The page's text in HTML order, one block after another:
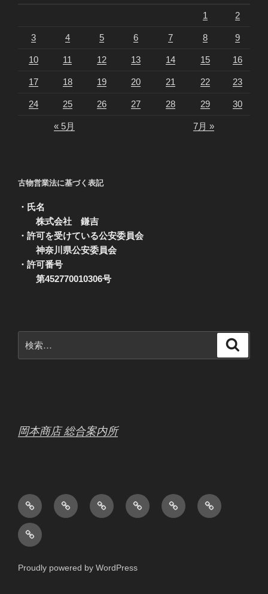
1 2
3 4 5 6 7 8 9
10 11 12 13 14 15 16
17 18 19 20 21 22 23
24 25 26 27 28 29 30
« 5月 7月 »
古物営業法に基づく表記
・氏名
株式会社 鎌吉
・許可を受けている公安委員会
神奈川県公安委員会
・許可番号
第452770010306号
索:
岡本商店 総合案内所
会
社
概
要
ホ
ー
日
常
ブ
中
古
お
問
ボ
ウ
製
品
Proudly powered by WordPress